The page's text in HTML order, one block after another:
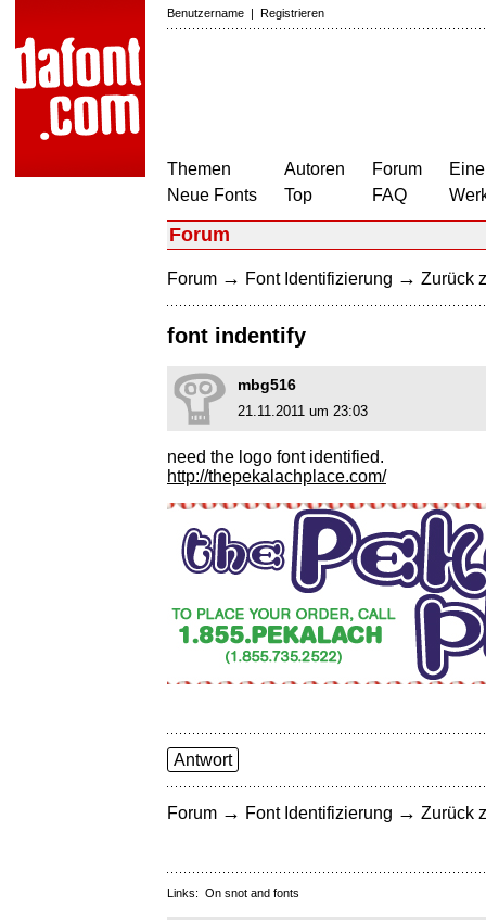
Benutzername | Registrieren
Themen
Neue Fonts
Autoren
Top
Forum
FAQ
Forum
Forum → Font Identifizierung → Zurück
font indentify
mbg516
21.11.2011 um 23:03
need the logo font identified.
http://thepekalachplace.com/
Antwort
Forum → Font Identifizierung → Zurück
Links: On snot and fonts